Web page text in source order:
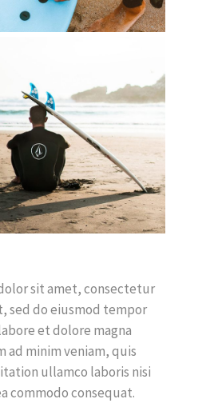
sit amet, consectetur
sed do eiusmod tempor
et dolore magna
ad minim veniam, quis
ullamco laboris nisi
commodo consequat.